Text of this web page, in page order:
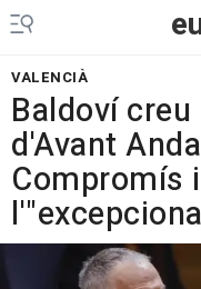
VALENCIÀ
Baldoví
d'Avant
Compromís